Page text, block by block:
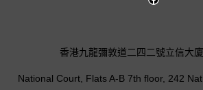
香港九龍彌敦道二四二號立信大
National Court, Flats A-B 7th floor, 242